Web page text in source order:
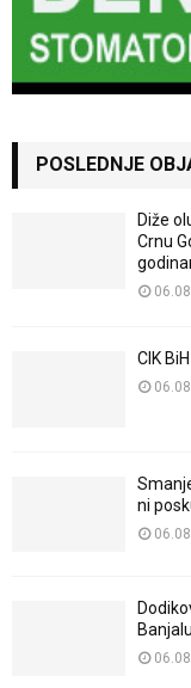
POSLEDNJE
Diže
Crnu
CIK
ni